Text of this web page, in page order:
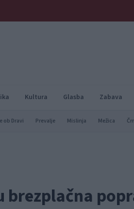
Kultura Glasba Zabava
ob Dravi Prevalje Mislinja Mežica
brezplačna